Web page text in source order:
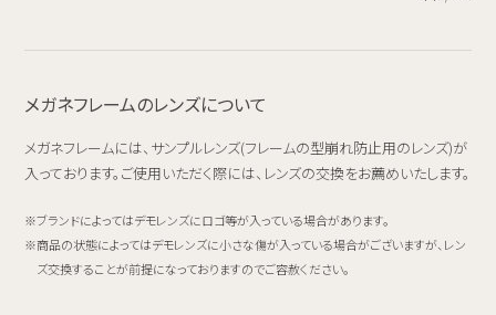
メガネフレームのレンズについて
メガネフレームには、サンプルレンズ(フレームの型崩れ防止用のレンズ)が
入っております。ご使用いただく際には、レンズの交換をお薦めいたします。
ブランドによってはデモレンズにロゴ等が入っている場合があります。
商品の状態によってはデモレンズに小さな傷が入っている場合がございますが、レン
ズ交換することが前提になっておりますのでご容赦ください。